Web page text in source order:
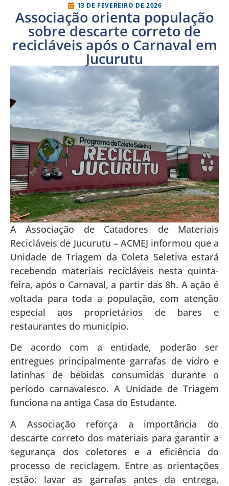
13 DE FEVEREIRO DE 2026
Associação orienta população
sobre descarte correto de
recicláveis após o Carnaval em
Jucurutu
AAssociação de Catadores de Materiais
Recicláveis de Jucurutu – ACMEJ informou que a
Unidade de Triagem da Coleta Seletiva estará
recebendo materiais recicláveis nesta quinta-
feira, após o Carnaval, a partir das 8h. A ação é
voltada para toda a população, com atenção
especial aos proprietários de bares e
restaurantes do município.
De acordo com a entidade, poderão ser
entregues principalmente garrafas de vidro e
latinhas de bebidas consumidas durante o
período carnavalesco. A Unidade de Triagem
funciona na antiga Casa do Estudante.
A Associação reforça a importância do
descarte correto dos materiais para garantir a
segurança dos coletores e a eficiência do
processo de reciclagem. Entre as orientações
estão: lavar as garrafas antes da entrega,